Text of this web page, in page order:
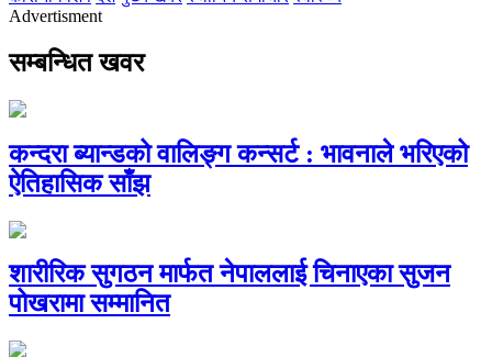
Advertisment
सम्बन्धित खवर
कन्दरा ब्यान्डको वालिङ्ग कन्सर्ट : भावनाले भरिएको
ऐतिहासिक साँझ
शारीरिक सुगठन मार्फत नेपाललाई चिनाएका सुजन
पोखरामा सम्मानित